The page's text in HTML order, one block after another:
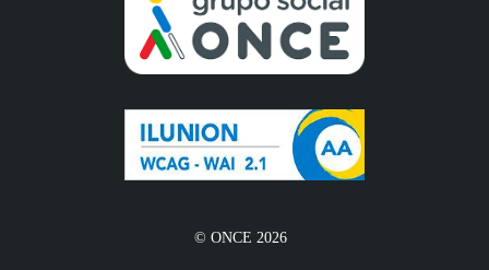
© ONCE 2026